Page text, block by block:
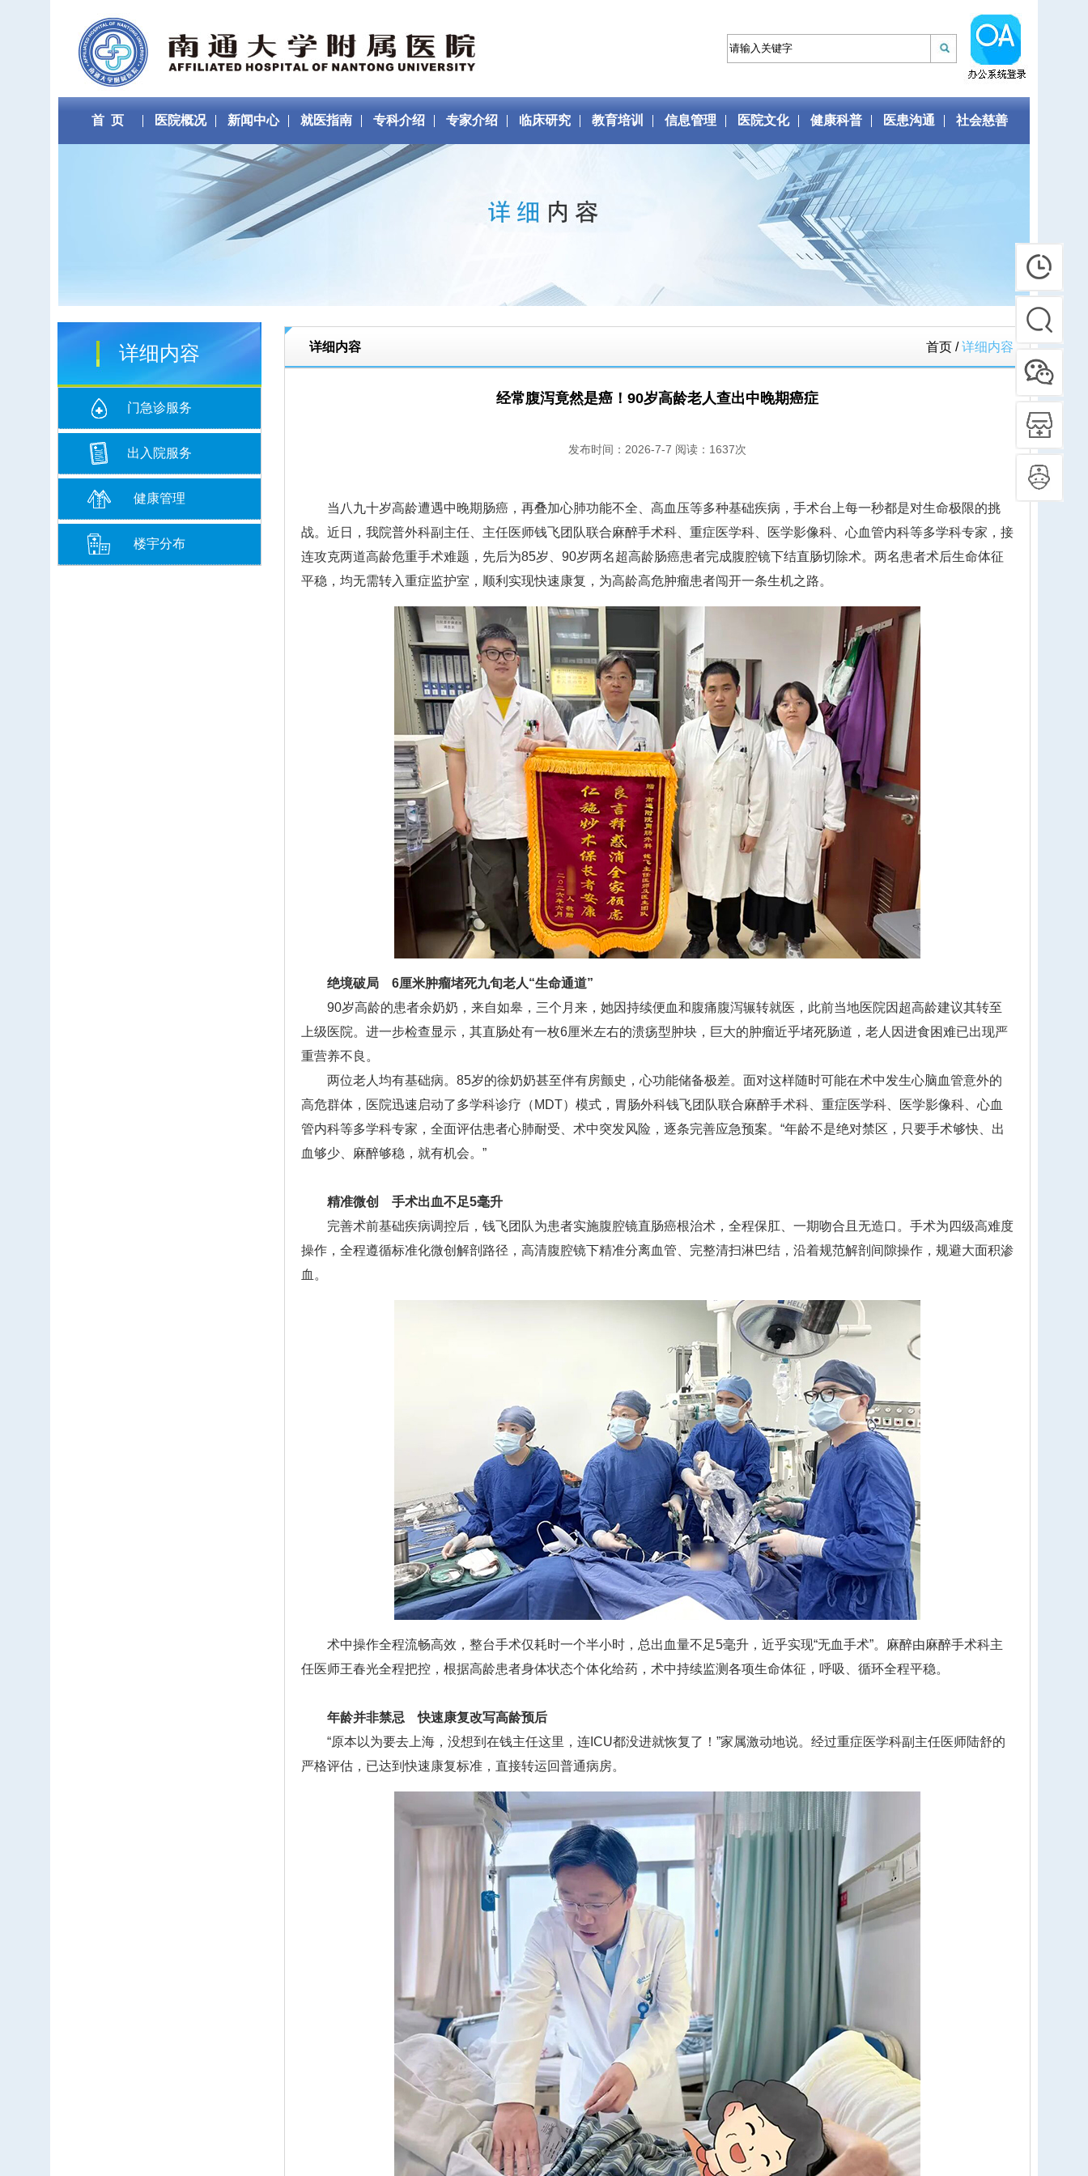
首 页 医院概况 新闻中心 就医指南 专科介绍 专家介绍 临床研究 教育培训 信息管理 医院文化 健康科普 医患沟通 社会慈善
详细内容
门急诊服务
出入院服务
健康管理
楼宇分布
详细内容 首页 /详细内容
经常腹泻竟然是癌！90岁高龄老人查出中晚期癌症
发布时间：2026-7-7 阅读：1637次
当八九十岁高龄遭遇中晚期肠癌，再叠加心肺功能不全、高血压等多种基础疾病，手术台上每一秒都是对生命极限的挑
战。近日，我院普外科副主任、主任医师钱飞团队联合麻醉手术科、重症医学科、医学影像科、心血管内科等多学科专家，接
连攻克两道高龄危重手术难题，先后为85岁、90岁两名超高龄肠癌患者完成腹腔镜下结直肠切除术。两名患者术后生命体征
平稳，均无需转入重症监护室，顺利实现快速康复，为高龄高危肿瘤患者闯开一条生机之路。
绝境破局 6厘米肿瘤堵死九旬老人“生命通道”
90岁高龄的患者余奶奶，来自如皋，三个月来，她因持续便血和腹痛腹泻辗转就医，此前当地医院因超高龄建议其转至
上级医院。进一步检查显示，其直肠处有一枚6厘米左右的溃疡型肿块，巨大的肿瘤近乎堵死肠道，老人因进食困难已出现严
重营养不良。
两位老人均有基础病。85岁的徐奶奶甚至伴有房颤史，心功能储备极差。面对这样随时可能在术中发生心脑血管意外的
高危群体，医院迅速启动了多学科诊疗（MDT）模式，胃肠外科钱飞团队联合麻醉手术科、重症医学科、医学影像科、心血
管内科等多学科专家，全面评估患者心肺耐受、术中突发风险，逐条完善应急预案。“年龄不是绝对禁区，只要手术够快、出
血够少、麻醉够稳，就有机会。”
精准微创 手术出血不足5毫升
完善术前基础疾病调控后，钱飞团队为患者实施腹腔镜直肠癌根治术，全程保肛、一期吻合且无造口。手术为四级高难度
操作，全程遵循标准化微创解剖路径，高清腹腔镜下精准分离血管、完整清扫淋巴结，沿着规范解剖间隙操作，规避大面积渗
血。
术中操作全程流畅高效，整台手术仅耗时一个半小时，总出血量不足5毫升，近乎实现“无血手术”。麻醉由麻醉手术科主
任医师王春光全程把控，根据高龄患者身体状态个体化给药，术中持续监测各项生命体征，呼吸、循环全程平稳。
年龄并非禁忌 快速康复改写高龄预后
“原本以为要去上海，没想到在钱主任这里，连ICU都没进就恢复了！”家属激动地说。经过重症医学科副主任医师陆舒的
严格评估，已达到快速康复标准，直接转运回普通病房。